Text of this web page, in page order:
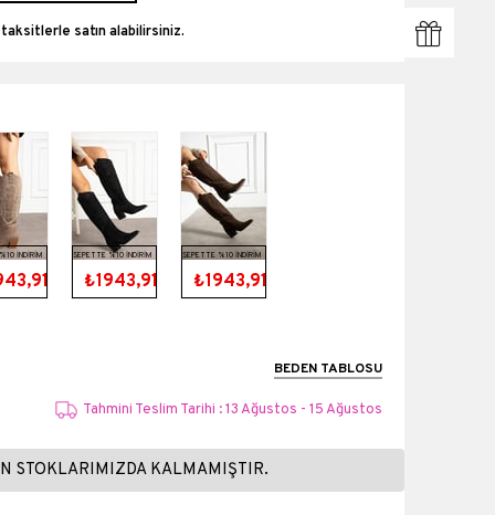
taksitlerle
İNDİRİM SEPETTE %10 İNDİRİM
₺1943,91
SEPETTE %10 İNDİRİM
₺1943,91
BEDEN TABLOSU
Tahmini Teslim Tarihi : 13 Ağustos - 15 Ağustos
STOKLARIMIZDA KALMAMIŞTIR.